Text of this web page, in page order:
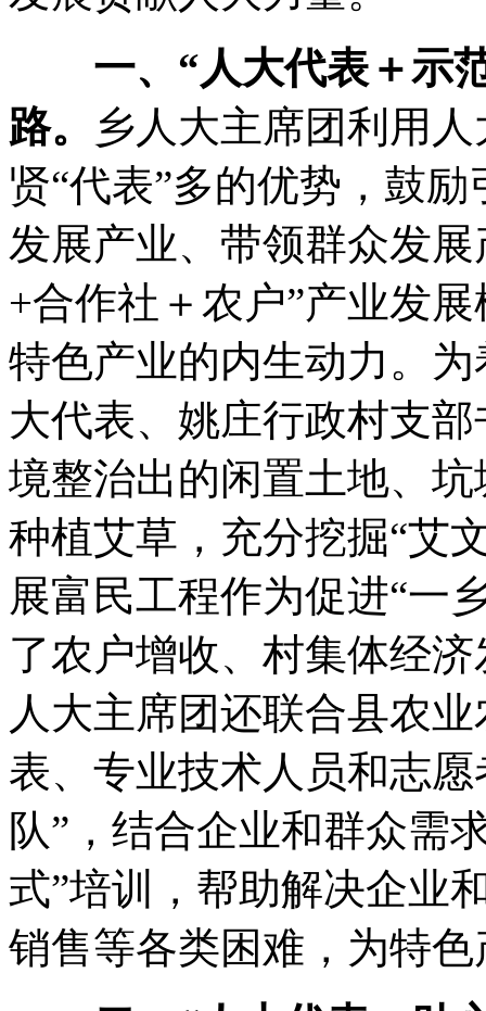
一、“人大代表＋示
路。
乡人大主席团利用
贤“代表”多的优势 ， 鼓励
发展产业、带领群众发展
+合作社＋农户”产业发展
特色产业的内生动力 。
大代表、姚庄行政村支
境整治出的闲置土地、
种植艾草 ， 充分挖掘“艾
展富民工程作为促进“一
了农户增收、村集体经
人大主席团还联合县农
表、专业技术人员和志
队” ， 结合企业和群众需
式”培训
， 帮助解决企业
销售等各类困难 ， 为特